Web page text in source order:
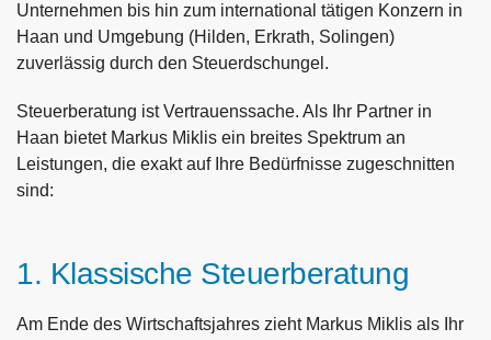
Unternehmen bis hin zum international tätigen Konzern in
Haan und Umgebung (Hilden, Erkrath, Solingen)
zuverlässig durch den Steuerdschungel.
Steuerberatung ist Vertrauenssache. Als Ihr Partner in
Haan bietet Markus Miklis ein breites Spektrum an
Leistungen, die exakt auf Ihre Bedürfnisse zugeschnitten
sind:
1. Klassische Steuerberatung
Am Ende des Wirtschaftsjahres zieht Markus Miklis als Ihr